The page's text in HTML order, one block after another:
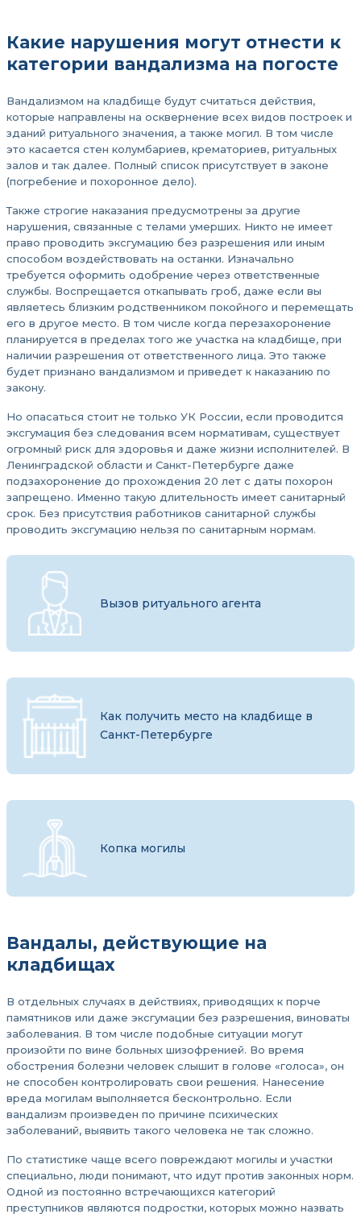
Какие нарушения могут отнести к
категории вандализма на погосте
Вандализмом на кладбище будут считаться действия,
которые направлены на осквернение всех видов построек и
зданий ритуального значения, а также могил. В том числе
это касается стен колумбариев, крематориев, ритуальных
залов и так далее. Полный список присутствует в законе
(погребение и похоронное дело).
Также строгие наказания предусмотрены за другие
нарушения, связанные с телами умерших. Никто не имеет
право проводить эксгумацию без разрешения или иным
способом воздействовать на останки. Изначально
требуется оформить одобрение через ответственные
службы. Воспрещается откапывать гроб, даже если вы
являетесь близким родственником покойного и перемещать
его в другое место. В том числе когда перезахоронение
планируется в пределах того же участка на кладбище, при
наличии разрешения от ответственного лица. Это также
будет признано вандализмом и приведет к наказанию по
закону.
Но опасаться стоит не только УК России, если проводится
эксгумация без следования всем нормативам, существует
огромный риск для здоровья и даже жизни исполнителей. В
Ленинградской области и Санкт-Петербурге даже
подзахоронение до прохождения 20 лет с даты похорон
запрещено. Именно такую длительность имеет санитарный
срок. Без присутствия работников санитарной службы
проводить эксгумацию нельзя по санитарным нормам.
Вызов ритуального агента
Как получить место на кладбище в
Санкт-Петербурге
Копка могилы
Вандалы, действующие на
кладбищах
В отдельных случаях в действиях, приводящих к порче
памятников или даже эксгумации без разрешения, виноваты
заболевания. В том числе подобные ситуации могут
произойти по вине больных шизофренией. Во время
обострения болезни человек слышит в голове «голоса», он
не способен контролировать свои решения. Нанесение
вреда могилам выполняется бесконтрольно. Если
вандализм произведен по причине психических
заболеваний, выявить такого человека не так сложно.
По статистике чаще всего повреждают могилы и участки
специально, люди понимают, что идут против законных норм.
Одной из постоянно встречающихся категорий
преступников являются подростки, которых можно назвать